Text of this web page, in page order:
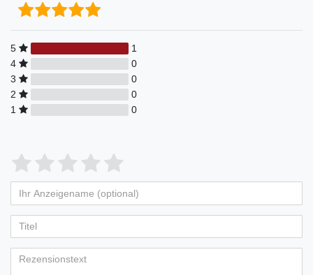
5
1
4
0
3
0
2
0
1
0
Bewertungssterne
von
5
Bewertungssternen
4
von
5
Bewertungssternen
3
von
5
Bewertungssternen
2
von
5
Bewertungssternen
1
von
5
Bewertungssternen
Anzeigename
(optional)